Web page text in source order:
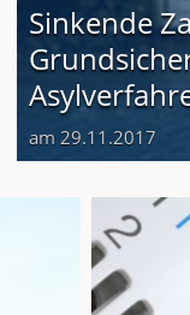
Sinkende
am 29.11.2017